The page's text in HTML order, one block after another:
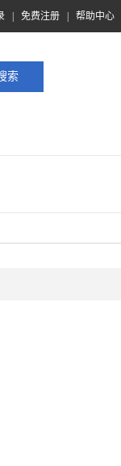
免费注册 帮助中心